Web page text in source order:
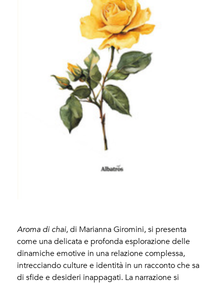
Aroma di chai, di Marianna Giromini, si presenta
come una delicata e profonda esplorazione delle
dinamiche emotive in una relazione complessa,
intrecciando culture e identità in un racconto che sa
di sfide e desideri inappagati. La narrazione si